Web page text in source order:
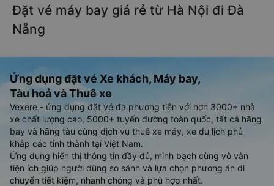
Đặt vé máy bay giá rẻ từ Hà Nội đi Đà
Nẵng
Ứng dụng đặt vé Xe khách, Máy bay,
Tàu hoả và Thuê xe
Vexere - ứng dụng đặt vé đa phương tiện với hơn 3000+ nhà
xe chất lượng cao, 5000+ tuyến đường toàn quốc, tất cả hãng
bay và hãng tàu cùng dịch vụ thuê xe máy, xe du lịch phủ
khắp các tỉnh thành tại Việt Nam.
Ứng dụng hiển thị thông tin đầy đủ, minh bạch cùng vô vàn
tiện ích giúp người dùng so sánh và lựa chọn phương án di
chuyển tiết kiệm, nhanh chóng và phù hợp nhất.